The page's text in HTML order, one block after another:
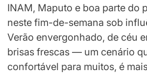
INAM, Maputo e boa parte do
neste fim-de-semana sob
Verão envergonhado, de céu
brisas frescas — um cenário
confortável para muitos, é